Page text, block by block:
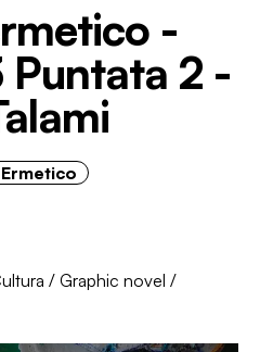
-
Puntata 2 -
/ Graphic novel /